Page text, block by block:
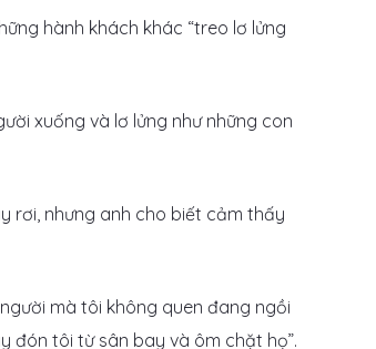
hành khách khác “treo lơ lửng
xuống và lơ lửng như những con
rơi, nhưng anh cho biết cảm thấy
mà tôi không quen đang ngồi
đón tôi từ sân bay và ôm chặt họ”.